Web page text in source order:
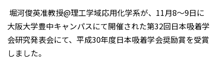
堀河俊英准教授@理工学域応用化学系が、11月8～9日に
大阪大学豊中キャンパスにて開催された第32回日本吸着学
会研究発表会にて、平成30年度日本吸着学会奨励賞を受賞
しました。